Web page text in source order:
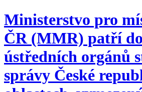
Ministerstvo pro
ČR (MMR) patří
ústředních orgánů
správy České